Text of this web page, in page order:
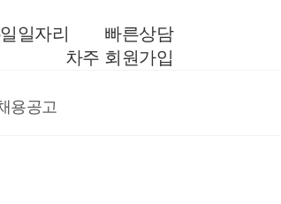
빠른상담
일자리
차주 회원가입
용공고